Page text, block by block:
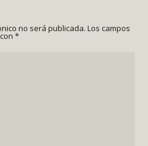
no será publicada. Los campos
*